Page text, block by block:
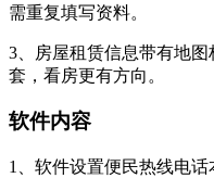
需重复填写资料。
3、房屋租赁信息带有地
套，看房更有方向。
软件内容
1、软件设置便民热线电